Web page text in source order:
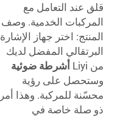
قلق عند التعامل مع
المركبات الخدمية. وصف
المنتج: اختر جهاز الإشارة
البرتقالي المفضل لديك
من Liyi
أشرطة ضوئية
وستحصل على رؤية
محسّنة للمركبة. وهذا أمر
ذو صلة خاصة في